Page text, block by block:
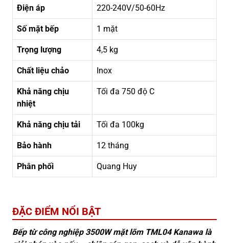
Điện áp 220-240V/50-60Hz
Số mặt bếp 1 mặt
Trọng lượng 4,5 kg
Chất liệu chảo Inox
Khả năng chịu
nhiệt
Tối đa 750 độ C
Khả năng chịu tải Tối đa 100kg
Bảo hành 12 tháng
Phân phối Quang Huy
ĐẶC ĐIỂM NỔI BẬT
Bếp từ công nghiệp 3500W mặt lõm TML04 Kanawa là